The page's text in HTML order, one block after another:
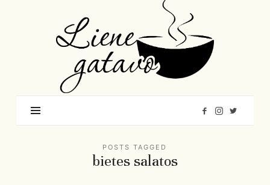
Gatavo
–
Mana
garšu
pasaule
POSTS TAGGED
bietes salatos